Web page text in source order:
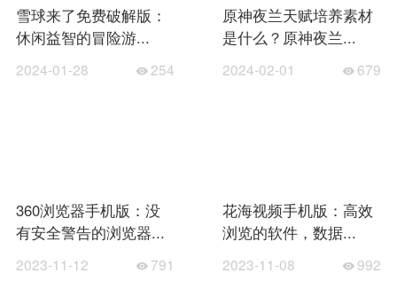
雪球来了免费破解版：
休闲益智的冒险游...
2024-01-28 254
原神夜兰天赋培养素材
是什么？原神夜兰...
2024-02-01 679
360浏览器手机版：没
有安全警告的浏览器...
2023-11-12 791
花海视频手机版：高效
浏览的软件，数据...
2023-11-08 992